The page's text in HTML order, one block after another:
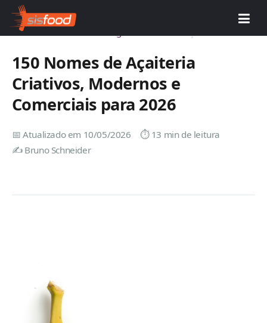
Início
150 Nomes de Açaiteria
Criativos, Modernos e
Comerciais para 2026
📅 Atualizado em 10/05/2026
⏱️ 13 min de leitura
✍️ Bruno Schneider